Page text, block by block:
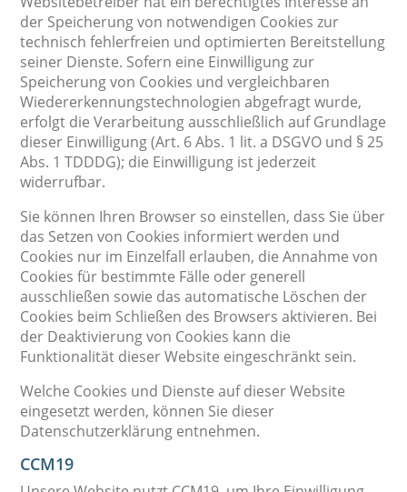
der Speicherung von notwendigen Cookies zur
technisch fehlerfreien und optimierten Bereitstellung
seiner Dienste. Sofern eine Einwilligung zur
Speicherung von Cookies und vergleichbaren
Wiedererkennungstechnologien abgefragt wurde,
erfolgt die Verarbeitung ausschließlich auf Grundlage
dieser Einwilligung (Art. 6 Abs. 1 lit. a DSGVO und § 25
Abs. 1 TDDDG); die Einwilligung ist jederzeit
widerrufbar.
Sie können Ihren Browser so einstellen, dass Sie über
das Setzen von Cookies informiert werden und
Cookies nur im Einzelfall erlauben, die Annahme von
Cookies für bestimmte Fälle oder generell
ausschließen sowie das automatische Löschen der
Cookies beim Schließen des Browsers aktivieren. Bei
der Deaktivierung von Cookies kann die
Funktionalität dieser Website eingeschränkt sein.
Welche Cookies und Dienste auf dieser Website
eingesetzt werden, können Sie dieser
Datenschutzerklärung entnehmen.
CCM19